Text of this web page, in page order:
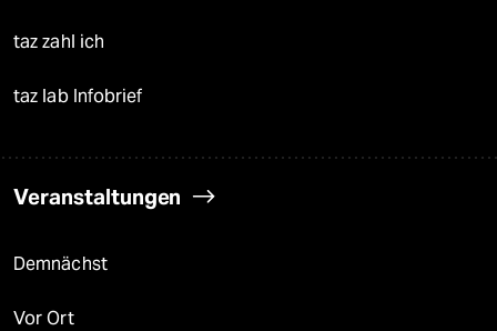
taz zahl ich
taz lab Infobrief
Veranstaltungen
Demnächst
Vor Ort